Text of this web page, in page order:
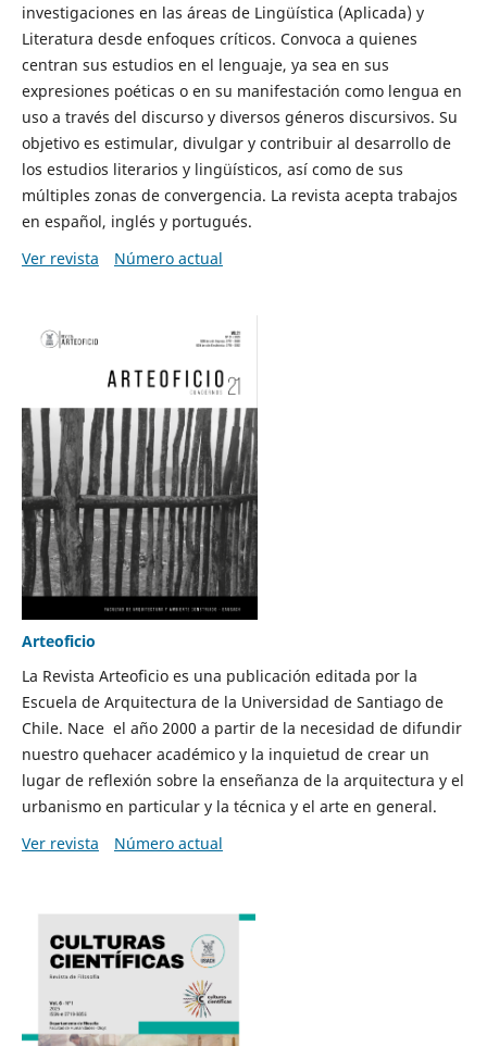
investigaciones en las áreas de Lingüística (Aplicada) y
Literatura desde enfoques críticos. Convoca a quienes
centran sus estudios en el lenguaje, ya sea en sus
expresiones poéticas o en su manifestación como lengua en
uso a través del discurso y diversos géneros discursivos. Su
objetivo es estimular, divulgar y contribuir al desarrollo de
los estudios literarios y lingüísticos, así como de sus
múltiples zonas de convergencia. La revista acepta trabajos
en español, inglés y portugués.
Ver revista
Número actual
Arteoficio
La Revista Arteoficio es una publicación editada por la
Escuela de Arquitectura de la Universidad de Santiago de
Chile. Nace el año 2000 a partir de la necesidad de difundir
nuestro quehacer académico y la inquietud de crear un
lugar de reflexión sobre la enseñanza de la arquitectura y el
urbanismo en particular y la técnica y el arte en general.
Ver revista
Número actual